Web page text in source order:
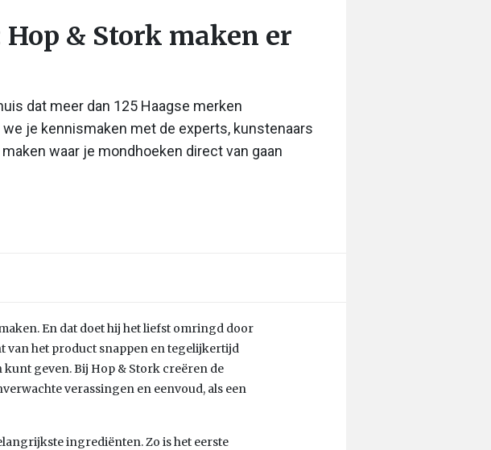
Hop & Stork maken er
dat meer dan 125 Haagse merken
je kennismaken met de experts, kunstenaars
waar je mondhoeken direct van gaan
En dat doet hij het liefst omringd door
van het product snappen en tegelijkertijd
kunt geven. Bij Hop & Stork creëren de
verassingen en eenvoud, als een
ingrediënten. Zo is het eerste